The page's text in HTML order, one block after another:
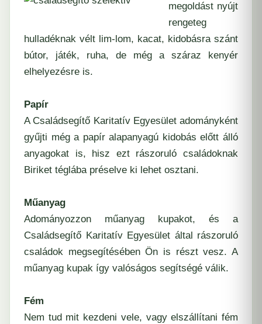
megoldást nyújt
rengeteg
hulladéknak vélt lim-lom, kacat, kidobásra szánt
bútor, játék, ruha, de még a száraz kenyér
elhelyezésre is.
Papír
A Családsegítő Karitatív Egyesület adományként
gyűjti még a papír alapanyagú kidobás előtt álló
anyagokat is, hisz ezt rászoruló családoknak
Biriket téglába préselve ki lehet osztani.
Műanyag
Adományozzon műanyag kupakot, és a
Családsegítő Karitatív Egyesület által rászoruló
családok megsegítésében Ön is részt vesz. A
műanyag kupak így valóságos segítségé válik.
Fém
Nem tud mit kezdeni vele, vagy elszállítani fém